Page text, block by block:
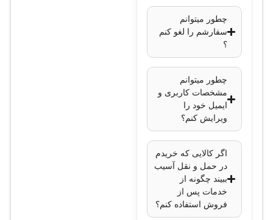
چطور میتوانم
سفارشم را لغو کنم
؟
چطور میتوانم
مشخصات کاربری و
ایمیل خود را
ویرایش کنم؟
اگر کالایی که خریدم
در حمل و نقل آسیب
ببیند چگونه از
خدمات پس از
فروش استفاده کنم؟